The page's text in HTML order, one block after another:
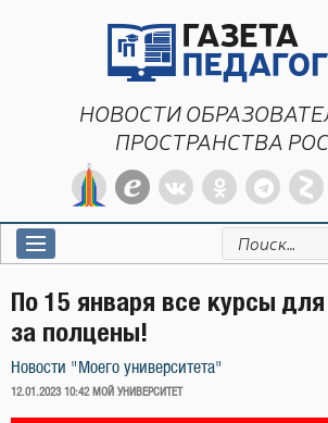
НОВОСТИ
ПРОСТРАНСТВА
Искать:
По 15 января все курсы
за полцены!
Новости "Моего университета"
ОПУБЛИКОВАНО
12.01.2023 10:42 МОЙ УНИВЕРСИТЕТ